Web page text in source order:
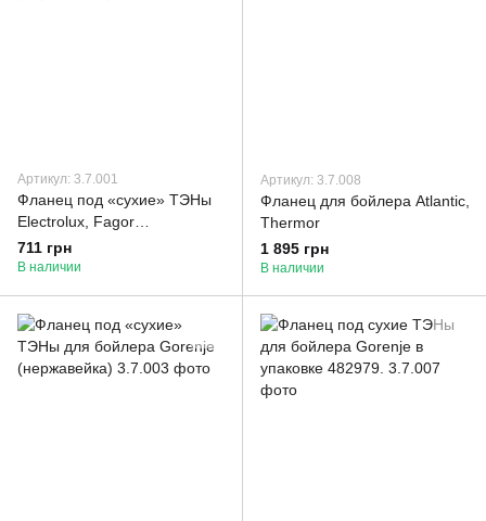
Артикул: 3.7.001
Фланец под «сухие» ТЭНы
Electrolux, Fagor
(нержавейка).
711 грн
В наличии
Артикул: 3.7.008
Фланец для бойлера Atlantic,
Thermor
1 895 грн
В наличии